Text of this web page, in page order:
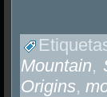
Mountain,
Origins,